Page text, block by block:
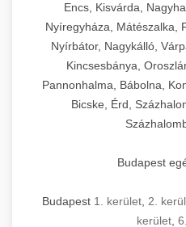
Encs, Kisvárda,
Nyíregyháza, Mátészalka,
Nyírbátor, Nagykálló,
Kincsesbánya,
Pannonhalma, Bábolna,
Bicske, Érd,
Budapest
Budapest 1. kerület, 2.
kerület,